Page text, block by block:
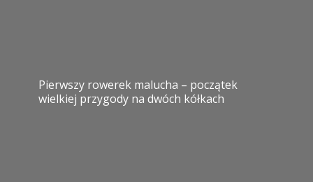
Pierwszy rowerek malucha – początek
wielkiej przygody na dwóch kółkach